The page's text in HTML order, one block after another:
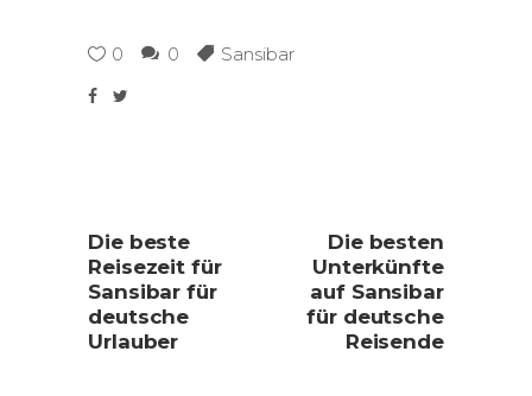
0 0 Sansibar
Die beste
Reisezeit für
Sansibar für
deutsche
Urlauber
Die besten
Unterkünfte
auf Sansibar
für deutsche
Reisende